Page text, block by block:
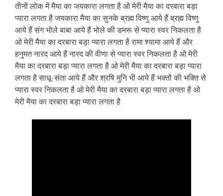
तीनों लोक में मैया का जयकारा लगता है ओ मेरी मैया का दरबारा बड़ा
प्यारा लगता है जयकारा मैया का सुनके ब्रह्म विष्णु आये हैं ब्रह्म विष्णु
आये हैं संग भोले बाबा आये हैं भोले की डमरू से प्यारा स्वर निकलता है
ओ मेरी मैया का दरबारा बड़ा प्यारा लगता है रामा श्यामा आये हैं और
हनुमत नारद आये हैं नारद की वीणा से प्यारा स्वर निकलता है ओ मेरी
मैया का दरबारा बड़ा प्यारा लगता है ओ मेरी मैया का दरबारा बड़ा प्यारा
लगता है साधू-संता आये हैं और श्रषि मुनि भी आये हैं भक्तों की भक्ति से
प्यारा स्वर निकलता है ओ मेरी मैया का दरबारा बड़ा प्यारा लगता है ओ
मेरी मैया का दरबारा बड़ा प्यारा लगता है